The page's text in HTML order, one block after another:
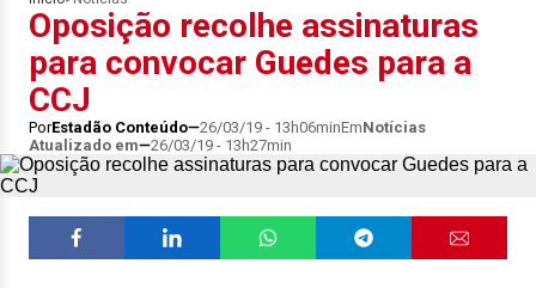
Oposição recolhe assinaturas
para convocar Guedes para a
CCJ
PorEstadão Conteúdo 26/03/19 - 13h06minEmNotícias
Atualizado em
26/03/19 - 13h27min